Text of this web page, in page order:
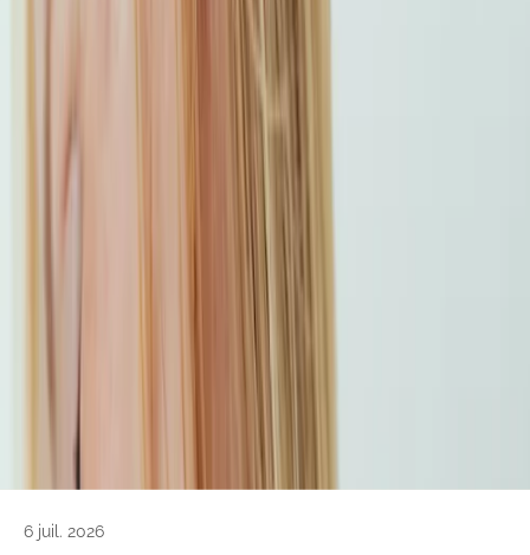
6 juil. 2026